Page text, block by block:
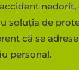
soluţia de
că se
personal.